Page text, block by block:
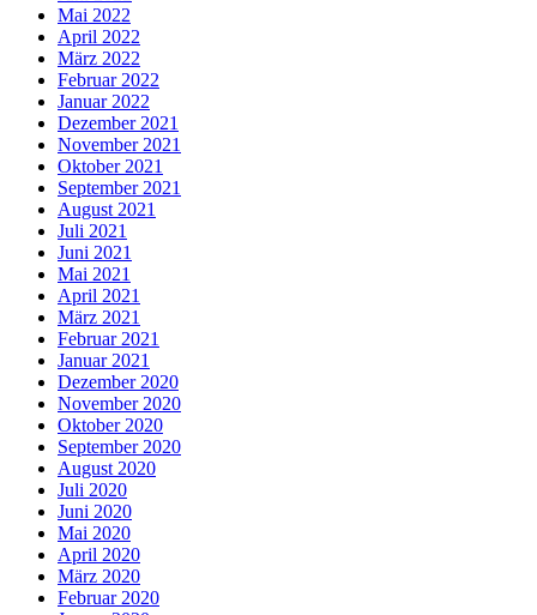
Mai 2022
April 2022
März 2022
Februar 2022
Januar 2022
Dezember 2021
November 2021
Oktober 2021
September 2021
August 2021
Juli 2021
Juni 2021
Mai 2021
April 2021
März 2021
Februar 2021
Januar 2021
Dezember 2020
November 2020
Oktober 2020
September 2020
August 2020
Juli 2020
Juni 2020
Mai 2020
April 2020
März 2020
Februar 2020